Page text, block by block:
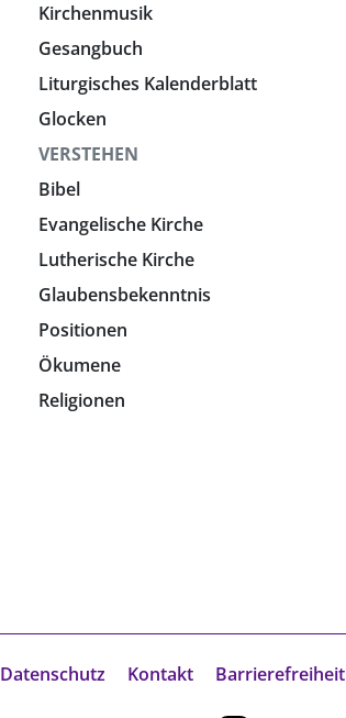
Kirchenmusik
Gesangbuch
Liturgisches Kalenderblatt
Glocken
VERSTEHEN
Bibel
Evangelische Kirche
Lutherische Kirche
Glaubensbekenntnis
Positionen
Ökumene
Religionen
Datenschutz Kontakt Barrierefreiheit